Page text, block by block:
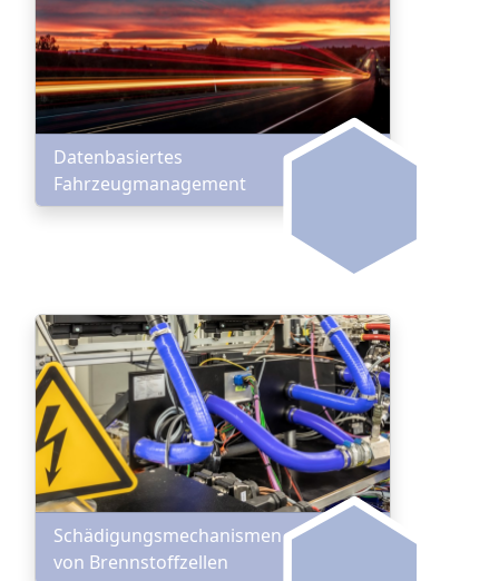
Datenbasiertes
Fahrzeugmanagement
Schädigungsmechanismen
von Brennstoffzellen